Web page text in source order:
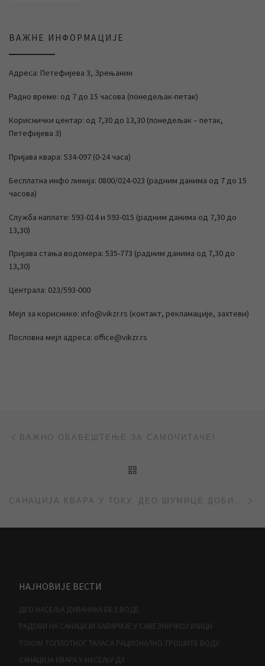
ВАЖНЕ ИНФОРМАЦИЈЕ
Адреса: Петефијева 3, Зрењанин
Радно време: од 7 до 15 часова (понедељак-петак)
Кориснички центар: од 7,30 до 13,30 (понедељак – петак,
Петефијева 3)
Пријава квара: 534-097 (0-24 часа)
Бесплатна инфо линија: 0800/024-023 (радним данима од 7 до 15
часова)
Служба наплате: 593-014 и 593-015 (радним данима од 7,30 до
13,30)
Пријава стања водомера: 535-773 (радним данима од 7,30 до
13,30)
Централа: 023/593-000
Мејл за кориснике: info@vikzr.rs (контакт, рекламације, захтеви)
Пословна мејл адреса: office@vikzr.rs
Post navigation
ВАЖНО ОБАВЕШТЕЊЕ ЗА САМОЧИТАЧЕ!
НАЈНОВИЈЕ ВЕСТИ
ДЕО НАСЕЉА ДУВАНИКА БЕЗ ВОДЕ
РАДОВИ НА САНАЦИЈИ ХАВАРИЈЕ У САВЕЗНИЧКОЈ УЛИЦИ
ТОКОМ ТОПЛОТНОГ ТАЛАСА РАЦИОНАЛНО ТРОШИТЕ ВОДУ
САНАЦИЈА КВАРА У НАСЕЉУ Д3